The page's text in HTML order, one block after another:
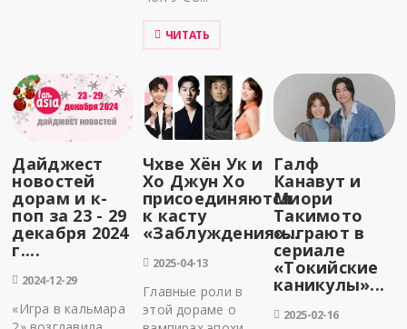
ЧИТАТЬ
Дайджест
новостей
дорам и к-
поп за 23 - 29
декабря 2024
г....
2024-12-29
«Игра в кальмара
Чхве Хён Ук и
Хо Джун Хо
присоединяются
к касту
«Заблуждения»...
2025-04-13
Главные роли в
этой дораме о
Галф
Канавут и
Миори
Такимото
сыграют в
сериале
«Токийские
каникулы»...
2025-02-16